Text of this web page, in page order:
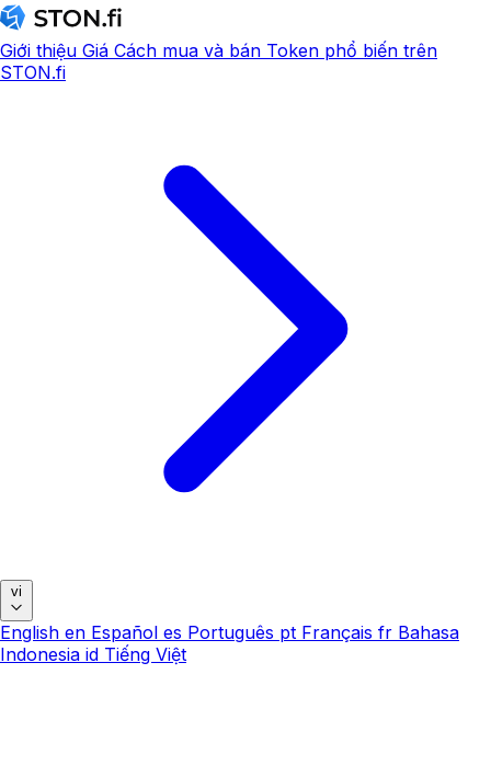
Giới thiệu Giá Cách mua và bán Token phổ biến trên
STON.fi
vi
English en Español es Português pt Français fr Bahasa
Indonesia id Tiếng Việt